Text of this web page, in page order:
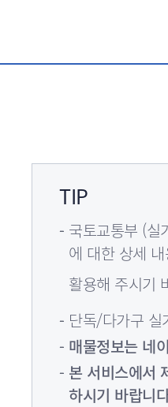
TIP
국토교통부 (실
에 대한 상세
활용해 주시기
단독/다가구 실
매물정보는 네
본 서비스에서
하시기 바랍니